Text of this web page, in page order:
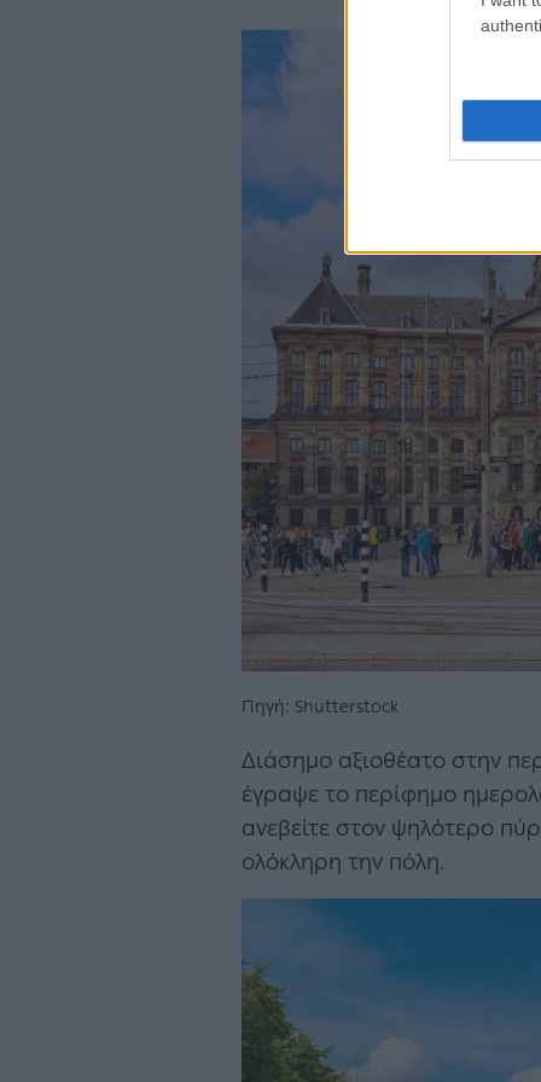
Πηγή: Shutterstock
Διάσημο αξιοθέατο στην
έγραψε το περίφημο
ανεβείτε στον ψηλότερο
ολόκληρη την πόλη.